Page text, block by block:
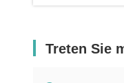
Treten Sie mit